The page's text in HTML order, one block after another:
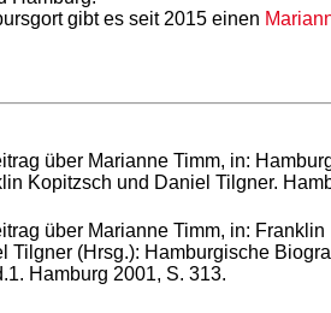
gibt es seit 2015 einen
über Marianne Timm, in:
Kopitzsch und Daniel Tilgner.
über Marianne Timm, in: Franklin
Tilgner (Hrsg.): Hamburgische
Hamburg 2001, S. 313.